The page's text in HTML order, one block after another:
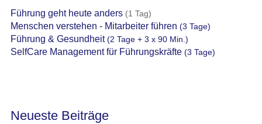
Führung geht heute anders(1 Tag)
Menschen verstehen - Mitarbeiter führen (3 Tage)
Führung & Gesundheit(2 Tage + 3 x 90 Min.)
SelfCare Management für Führungskräfte(3 Tage)
Neueste Beiträge